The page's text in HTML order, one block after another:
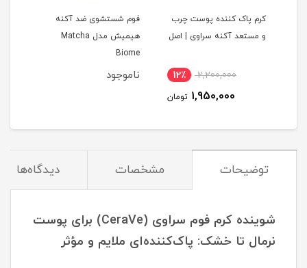
کرم پاک کننده پوست چرب
و مستعد آکنه سراوی | اصل
2,200,000 12٪
1,950,000 تومان
فوم شستشوی ضد آکنه
هیمیش مدل Matcha
Biome
ناموجود
توضیحات مشخصات دیدگاه‌ها
شوینده کرم فوم سراوی (CeraVe) برای پوست
نرمال تا خشک: پاک‌کننده‌ای ملایم و مؤثر